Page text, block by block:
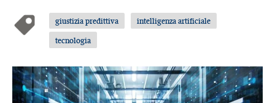
giustizia predittiva
intelligenza artificiale
tecnologia